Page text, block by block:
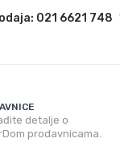
021 6621 748
detalje o
prodavnicama.